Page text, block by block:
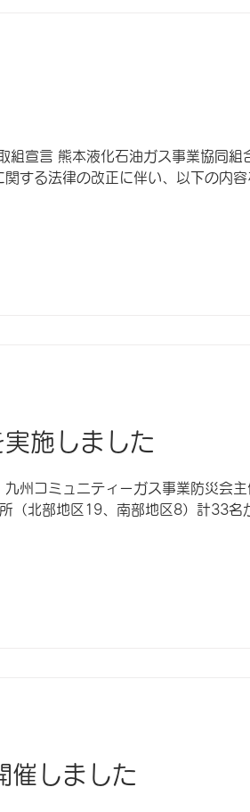
組宣言 熊本液化石油ガス事業協同
する法律の改正に伴い、以下の内容
実施しました
州コミュニティーガス事業防災会
（北部地区19、南部地区8）計33名
催しました